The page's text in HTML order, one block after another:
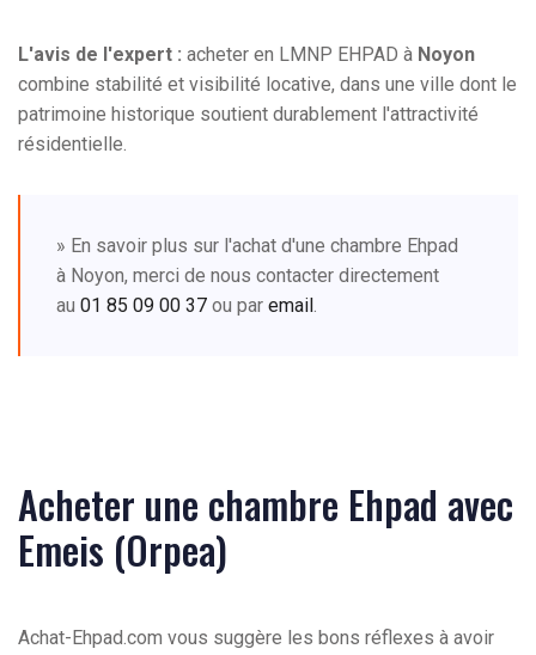
L'avis de l'expert : acheter en LMNP EHPAD à Noyon
combine stabilité et visibilité locative, dans une ville dont le
patrimoine historique soutient durablement l'attractivité
résidentielle.
» En savoir plus sur l'achat d'une chambre Ehpad
à Noyon, merci de nous contacter directement
au 01 85 09 00 37 ou par email .
Acheter une chambre Ehpad avec
Emeis (Orpea)
Achat-Ehpad.com vous suggère les bons réflexes à avoir